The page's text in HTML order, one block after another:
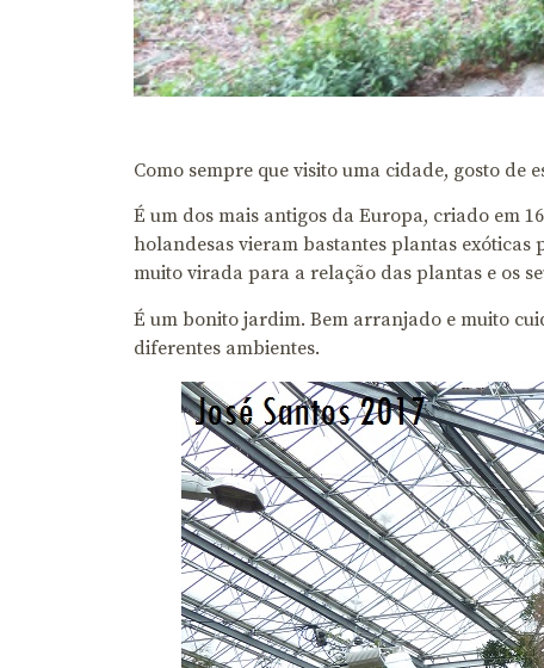
Como sempre que visito uma cidade, gosto de
É um dos mais antigos da Europa, criado em
holandesas vieram bastantes plantas
muito virada para a relação das plantas e os
É um bonito jardim. Bem arranjado e muito
diferentes ambientes.